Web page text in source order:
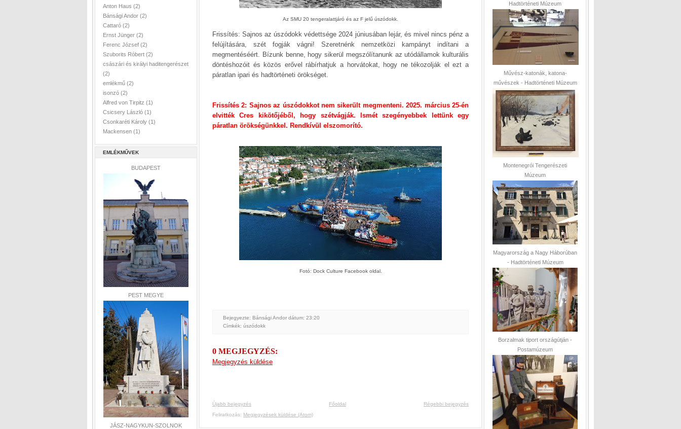
Anton Haus (2)
Bánsági Andor (2)
Cattaró (2)
Ernst Jünger (2)
Ferenc József (2)
Szuborits Róbert (2)
császári és királyi haditengerészet
(2)
emlékmű (2)
isonzó (2)
Alfred von Tirpitz (1)
Csicsery László (1)
Csonkaréti Károly (1)
Mackensen (1)
EMLÉKMŰVEK
BUDAPEST
PEST MEGYE
JÁSZ-NAGYKUN-SZOLNOK
Az SMU 20 tengeralattjáró és az F jelű úszódokk.
Frissítés: Sajnos az úszódokk védettsége 2024 júniusában lejár, és mivel nincs pénz a
felújítására, szét fogják vágni! Szeretnénk nemzetközi kampányt indítani a
megmentéséért. Bízunk benne, hogy sikerül megszólítanunk az utódállamok kulturális
döntéshozóit és közös erővel rábírhatjuk a horvátokat, hogy ne tékozolják el ezt a
páratlan ipari és hadtörténeti örökséget.
Frissítés 2: Sajnos az úszódokkot nem sikerült megmenteni. 2025. március 25-én
elvitték Cres kikötőjéből, hogy szétvágják. Ismét szegényebbek lettünk egy
páratlan örökségünkkel. Rendkívül elszomorító.
Fotó: Dock Culture Facebook oldal.
Bejegyezte: Bánsági Andor dátum: 23:20
Címkék: úszódokk
0 MEGJEGYZÉS:
Megjegyzés küldése
Újabb bejegyzés Régebbi bejegyzés
Főoldal
Feliratkozás: Megjegyzések küldése (Atom)
Hadtörténeti Múzeum
Művész-katonák, katona-
művészek - Hadtörténeti Múzeum
Montenegrói Tengerészeti
Múzeum
Magyarország a Nagy Háborúban
- Hadtörténeti Múzeum
Borzalmak tiport országútján -
Postamúzeum